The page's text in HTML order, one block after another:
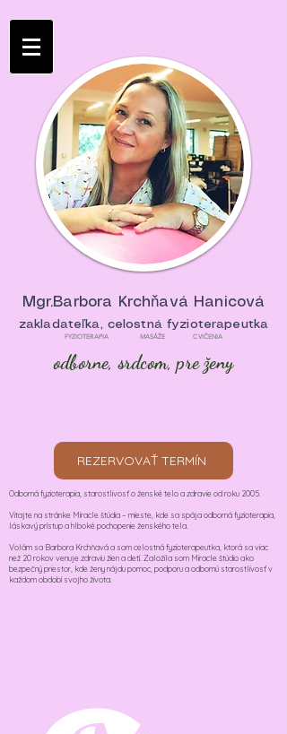
Mgr.Barbora Krchňavá Hanicová
zakladateľka, celostná fyzioterapeutka
FYZIOTERAPIA MASÁŽE CVIČENIA
odborne, srdcom, pre ženy
REZERVOVAŤ TERMÍN
Odborná fyzioterapia, starostlivosť o ženské telo a zdravie od roku 2005.
Vitajte na stránke Miracle štúdia – mieste, kde sa spája odborná fyzioterapia,
láskavý prístup a hlboké pochopenie ženského tela.
Volám sa Barbora Krchňavá a som celostná fyzioterapeutka, ktorá sa viac
než 20 rokov venuje zdraviu žien a detí. Založila som Miracle štúdio ako
bezpečný priestor, kde ženy nájdu pomoc, podporu a odbornú starostlivosť v
každom období svojho života.​